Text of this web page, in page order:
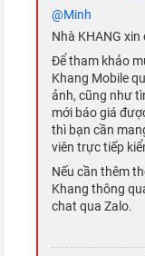
Chiến
Bionic
Với bộ vi xử lý
nm cải tiến,iPhone
tựa game trên di
Theo Táo Khuyết,
smartphone tại thời
@minh
Nhà KHANG xin
Để tham khảo
Khang Mobile
ảnh, cũng như
mới báo giá
thì bạn cần
viên trực tiếp
Nếu cần thêm
Khang thông
chat qua Zalo.